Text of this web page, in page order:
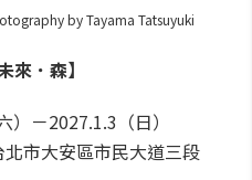
by Tayama Tatsuyuki
來．森】
－2027.1.3（日）
市大安區市民大道三段